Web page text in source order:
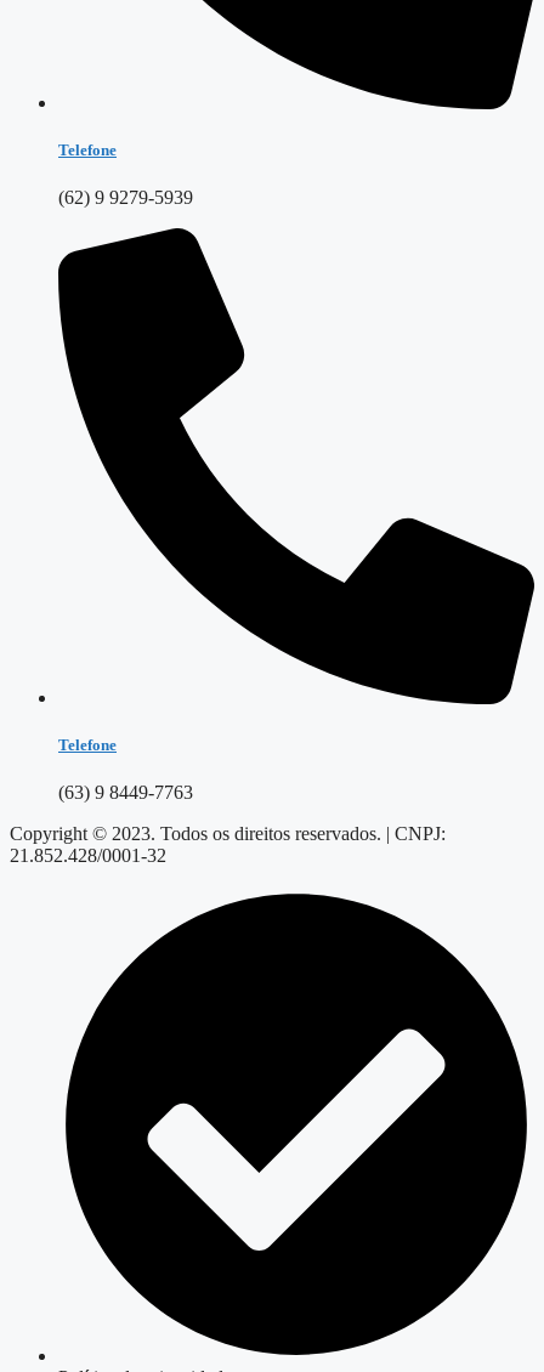
Telefone
(62) 9 9279-5939
Telefone
(63) 9 8449-7763
Copyright © 2023. Todos os direitos reservados. | CNPJ:
21.852.428/0001-32